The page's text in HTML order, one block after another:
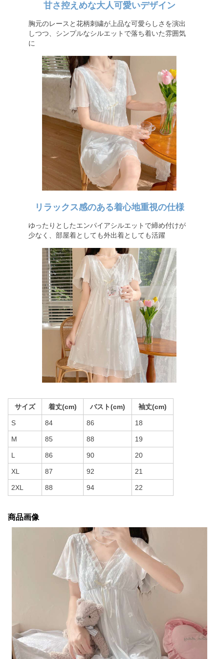
甘さ控えめな大人可愛いデザイン
胸元のレースと花柄刺繍が上品な可愛らしさを演出
しつつ、シンプルなシルエットで落ち着いた雰囲気
に
リラックス感のある着心地重視の仕様
ゆったりとしたエンパイアシルエットで締め付けが
少なく、部屋着としても外出着としても活躍
サイズ 着丈(cm) バスト(cm) 袖丈(cm)
S 84 86 18
M 85 88 19
L 86 90 20
XL 87 92 21
2XL 88 94 22
商品画像